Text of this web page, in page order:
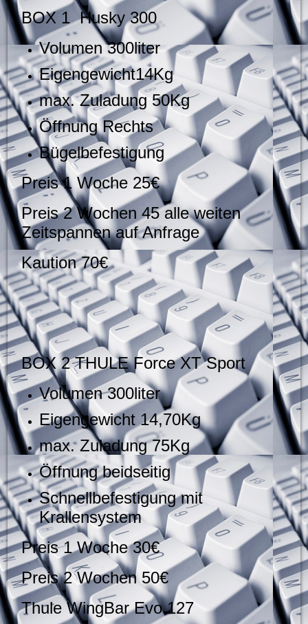
BOX 1Husky 300
Volumen 300liter
Eigengewicht14Kg
max. Zuladung 50Kg
Öffnung Rechts
Bügelbefestigung
Preis 1 Woche 25€
Preis 2 Wochen 45 alle weiten
Zeitspannen auf Anfrage
Kaution 70€
BOX 2THULE Force XT Sport
Volumen 300liter
Eigengewicht 14,70Kg
max. Zuladung 75Kg
Öffnung beidseitig
Schnellbefestigung mit
Krallensystem
Preis 1 Woche 30€
Preis 2 Wochen 50€
Thule WingBar Evo 127